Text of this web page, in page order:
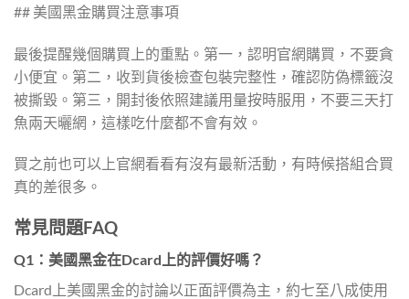
## 美國黑金購買注意事項
最後提醒幾個購買上的重點。第一，認明官網購買，不要貪
小便宜。第二，收到貨後檢查包裝完整性，確認防偽標籤沒
被撕毀。第三，開封後依照建議用量按時服用，不要三天打
魚兩天曬網，這樣吃什麼都不會有效。
買之前也可以上官網看看有沒有最新活動，有時候搭組合買
真的差很多。
常見問題FAQ
Q1：美國黑金在Dcard上的評價好嗎？
Dcard上美國黑金的討論以正面評價為主，約七至八成使用